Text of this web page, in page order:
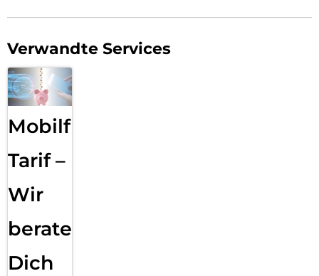
Verwandte Services
Mobilfunk
Tarif –
Wir
beraten
Dich